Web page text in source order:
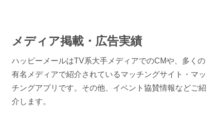
メディア掲載・広告実績
ハッピーメールはTV系大手メディアでのCMや、多くの
有名メディアで紹介されているマッチングサイト・マッ
チングアプリです。その他、イベント協賛情報などご紹
介します。